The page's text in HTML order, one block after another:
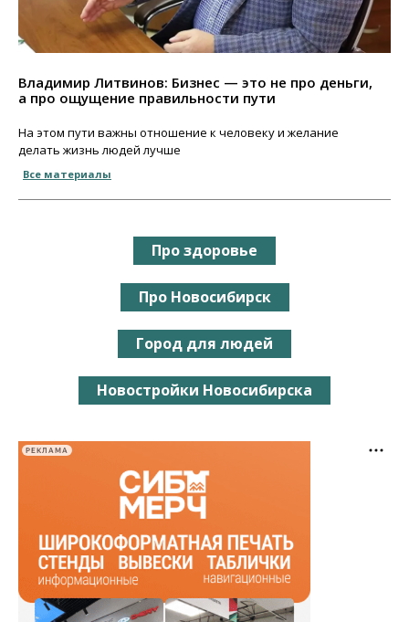
Владимир Литвинов: Бизнес — это не про деньги,
а про ощущение правильности пути
На этом пути важны отношение к человеку и желание
делать жизнь людей лучше
Все материалы
Про здоровье
Про Новосибирск
Город для людей
Новостройки Новосибирска
РЕКЛАМА